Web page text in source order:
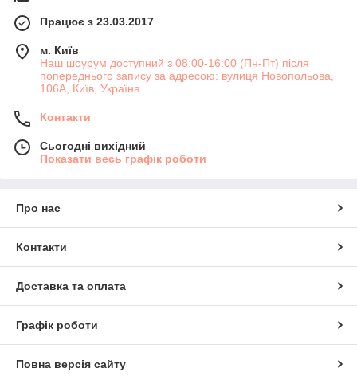
Працює з 23.03.2017
м. Київ
Наш шоурум доступний з 08:00-16:00 (Пн-Пт) після
попереднього запису за адресою: вулиця Новопольова,
106А, Київ, Україна
Контакти
Сьогодні вихідний
Показати весь графік роботи
Про нас
Контакти
Доставка та оплата
Графік роботи
Повна версія сайту